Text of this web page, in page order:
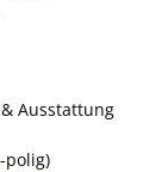
Ausstattung
polig)